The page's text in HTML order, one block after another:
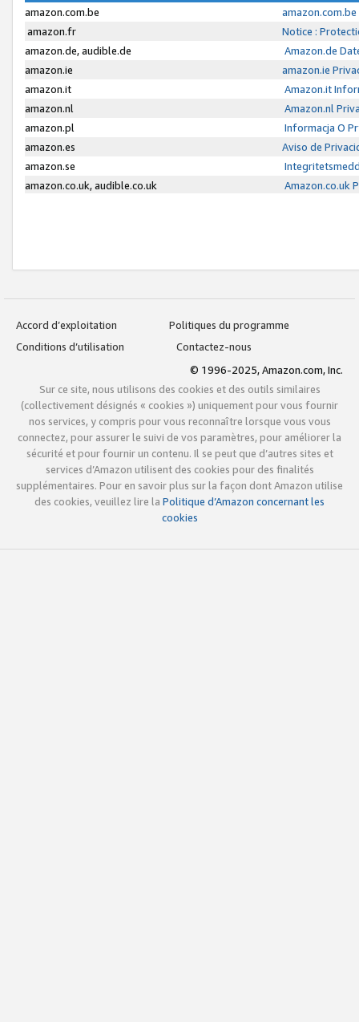
amazon.com.be
amazon.fr
Notice :
amazon.de, audible.de
Amazon.de
amazon.ie
amazon.ie
amazon.it
Amazon.it
amazon.nl
Amazon.nl
amazon.pl
Informacja O
amazon.es
Aviso de
amazon.se
amazon.co.uk, audible.co.uk
Amazon.co.uk
Accord d’exploitation
Politiques du programme
Conditions d’utilisation
Contactez-nous
© 1996-2025, Amazon.com, Inc.
Sur ce site, nous utilisons des cookies et des outils similaires
(collectivement désignés « cookies ») uniquement pour vous fournir
nos services, y compris pour vous reconnaître lorsque vous vous
connectez, pour assurer le suivi de vos paramètres, pour améliorer la
sécurité et pour fournir un contenu. Il se peut que d’autres sites et
services d’Amazon utilisent des cookies pour des finalités
supplémentaires. Pour en savoir plus sur la façon dont Amazon utilise
des cookies, veuillez lire la Politique d’Amazon concernant les
cookies